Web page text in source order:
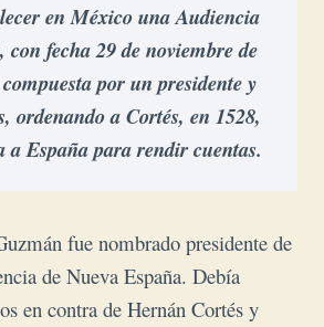
en México una Audiencia
con fecha 29 de noviembre de
por un presidente y
ordenando a Cortés, en 1528,
a España para rendir cuentas.
fue nombrado presidente de
de Nueva España. Debía
en contra de Hernán Cortés y